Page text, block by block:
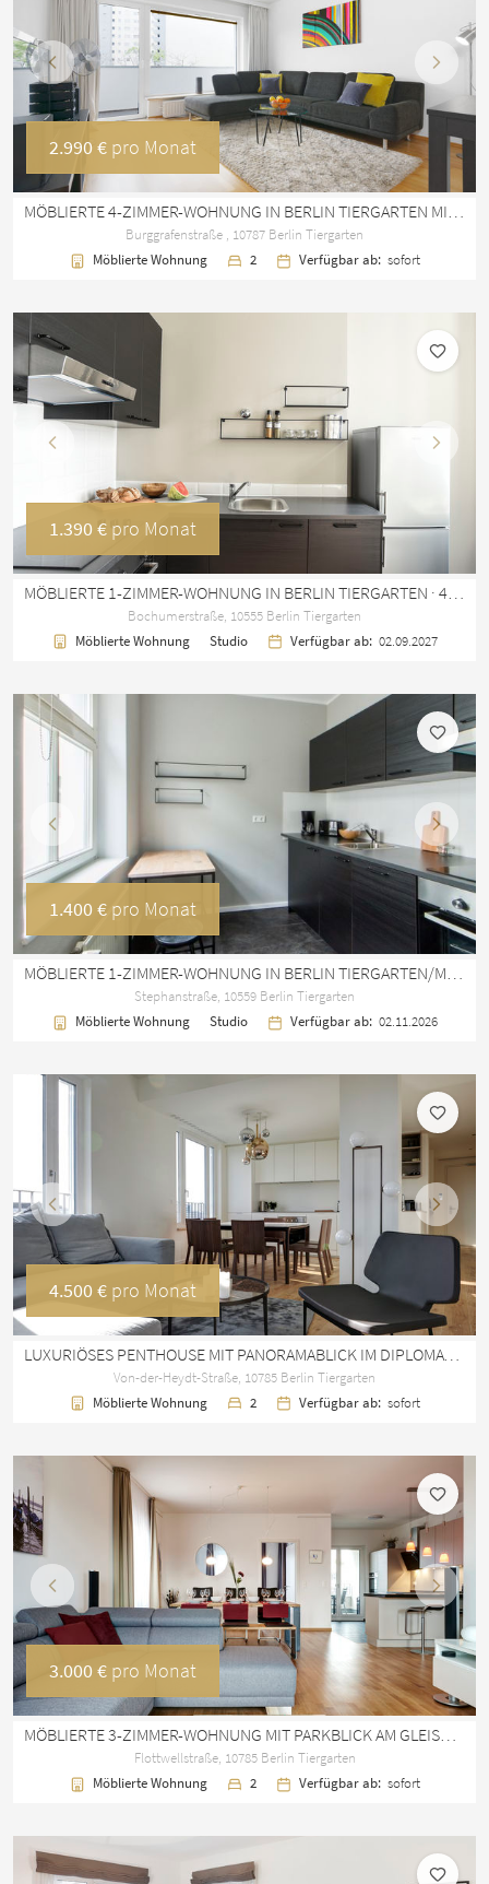
Vorherige
2.990 € pro Monat
MÖBLIERTE 4-ZIMMER-WOHNUNG IN BERLIN TIERGARTEN MIT BALKON
Burggrafenstraße , 10787 Berlin Tiergarten
Möblierte Wohnung
2 Verfügbar ab: sofort
Vorherige
1.390 € pro Monat
Bochumerstraße, 10555 Berlin Tiergarten
Möblierte Wohnung
Studio Verfügbar ab: 02.09.2027
Vorherige
1.400 € pro Monat
MÖBLIERTE 1-ZIMMER-WOHNUNG IN BERLIN TIERGARTEN/MOABIT – 35 M²
Stephanstraße, 10559 Berlin Tiergarten
Möblierte Wohnung
Studio Verfügbar ab: 02.11.2026
Vorherige
4.500 € pro Monat
LUXURIÖSES PENTHOUSE MIT PANORAMABLICK IM DIPLOMATENVIERTEL BERLIN
Von-der-Heydt-Straße, 10785 Berlin Tiergarten
Möblierte Wohnung
2 Verfügbar ab: sofort
Vorherige
3.000 € pro Monat
MÖBLIERTE 3-ZIMMER-WOHNUNG MIT PARKBLICK AM GLEISDREIECK
Flottwellstraße, 10785 Berlin Tiergarten
Möblierte Wohnung
2 Verfügbar ab: sofort